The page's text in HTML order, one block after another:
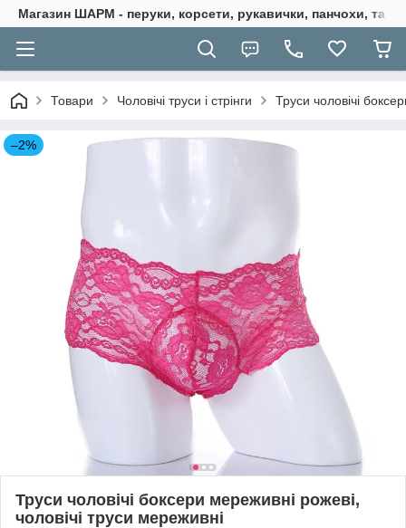
Магазин ШАРМ - перуки, корсети, рукавички, панчохи, та
Товари Чоловічі труси і стрінги Труси чоловічі
–2%
Труси чоловічі боксери мереживні рожеві,
чоловічі труси мереживні